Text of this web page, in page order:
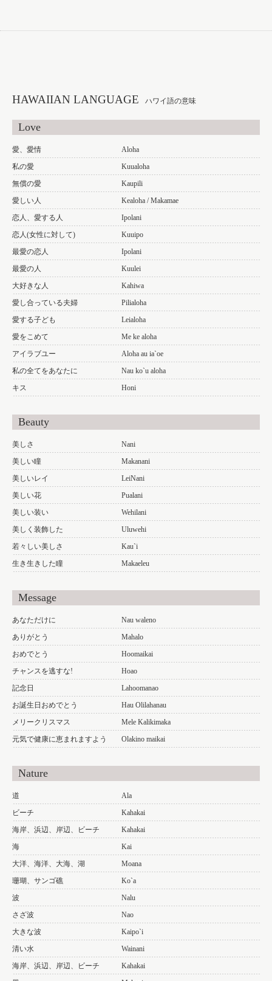
HAWAIIAN LANGUAGE ハワイ語の意味
Love
愛、愛情
Aloha
私の愛
Kuualoha
無償の愛
Kaupili
愛しい人
Kealoha / Makamae
恋人、愛する人
Ipolani
恋人(女性に対して)
Kuuipo
最愛の恋人
Ipolani
最愛の人
Kuulei
大好きな人
Kahiwa
愛し合っている夫婦
Pilialoha
愛する子ども
Leialoha
愛をこめて
Me ke aloha
アイラブユー
Aloha au ia`oe
私の全てをあなたに
Nau ko`u aloha
キス
Honi
Beauty
美しさ
Nani
美しい瞳
Makanani
美しいレイ
LeiNani
美しい花
Pualani
美しい装い
Wehilani
美しく装飾した
Uluwehi
若々しい美しさ
Kau`i
生き生きした瞳
Makaeleu
Message
あなただけに
Nau waleno
ありがとう
Mahalo
おめでとう
Hoomaikai
チャンスを逃すな!
Hoao
記念日
Lahoomanao
お誕生日おめでとう
Hau Olilahanau
メリークリスマス
Mele Kalikimaka
元気で健康に恵まれますよう
Olakino maikai
Nature
道
Ala
ビーチ
Kahakai
海岸、浜辺、岸辺、ビーチ
Kahakai
海
Kai
大洋、海洋、大海、湖
Moana
珊瑚、サンゴ礁
Ko`a
波
Nalu
さざ波
Nao
大きな波
Kaipo`i
清い水
Wainani
海岸、浜辺、岸辺、ビーチ
Kahakai